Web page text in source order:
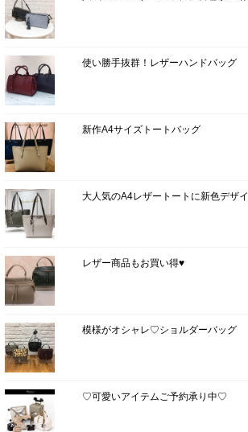
使い勝手抜群！レザーハンドバッグ
新作A4サイズトートバッグ
大人気のA4レザートートに新色デザ
レザー商品もお買い得♥
模様がオシャレ♡ショルダーバッグ
♡可愛いアイテムご予約承り中♡